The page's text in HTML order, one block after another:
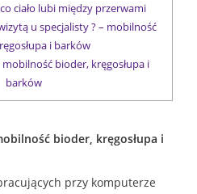
ciało lubi między przerwami
u specjalisty ? – mobilność
i barków
bioder, kręgosłupa i
barków
bioder, kręgosłupa i
przy komputerze